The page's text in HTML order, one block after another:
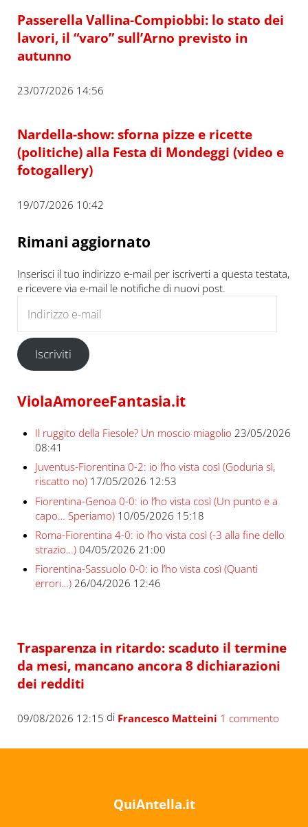
Passerella Vallina-Compiobbi: lo stato dei
lavori, il “varo” sull’Arno previsto in
autunno
23/07/2026 14:56
Nardella-show: sforna pizze e ricette
(politiche) alla Festa di Mondeggi (video e
fotogallery)
19/07/2026 10:42
Rimani aggiornato
Inserisci il tuo indirizzo e-mail per iscriverti a questa testata,
e ricevere via e-mail le notifiche di nuovi post.
Iscriviti
ViolaAmoreeFantasia.it
Il ruggito della Fiesole? Un moscio miagolio 23/05/2026
08:41
Juventus-Fiorentina 0-2: io l’ho vista così (Goduria sì,
riscatto no) 17/05/2026 12:53
Fiorentina-Genoa 0-0: io l’ho vista così (Un punto e a
capo… Speriamo) 10/05/2026 15:18
Roma-Fiorentina 4-0: io l’ho vista così (-3 alla fine dello
strazio…) 04/05/2026 21:00
Fiorentina-Sassuolo 0-0: io l’ho vista così (Quanti
errori…) 26/04/2026 12:46
Trasparenza in ritardo: scaduto il termine
da mesi, mancano ancora 8 dichiarazioni
dei redditi
09/08/2026 12:15 di Francesco Matteini 1 commento
QuiAntella.it